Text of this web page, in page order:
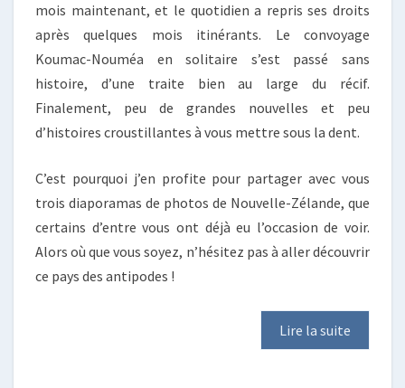
mois maintenant, et le quotidien a repris ses droits
après quelques mois itinérants. Le convoyage
Koumac-Nouméa en solitaire s’est passé sans
histoire, d’une traite bien au large du récif.
Finalement, peu de grandes nouvelles et peu
d’histoires croustillantes à vous mettre sous la dent.
C’est pourquoi j’en profite pour partager avec vous
trois diaporamas de photos de Nouvelle-Zélande, que
certains d’entre vous ont déjà eu l’occasion de voir.
Alors où que vous soyez, n’hésitez pas à aller découvrir
ce pays des antipodes !
Lire la suite